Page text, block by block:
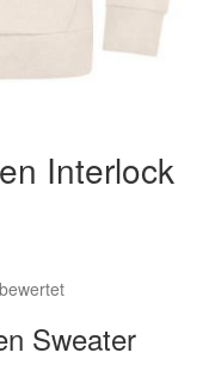
Interlock
Sweater